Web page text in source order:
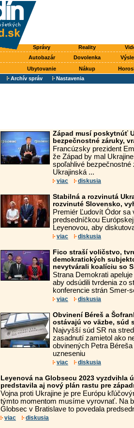
Správy Reality
Autobazár Dovolenka
Ubytovanie Nákup
Archív správ Nastavenia
Západ musí poskytnúť
bezpečnostné záruky,
Francúzsky prezident
že Západ by mal
spoľahlivé bezpečnostné
Ukrajinská ...
viac diskusia
Stabilná a rozvinutá
rozvinuté Slovensko,
Premiér Ľudovít Ódor sa
predsedníčkou
Leyenovou, aby
viac diskusia
Fico straší voličstvo,
demokratických
nevytvárali koalíciu so
Strana Demokrati
aby odsúdili tvrdenia zo
konferencie strán Smer-
viac diskusia
Obvinení Béreš a
ostávajú vo väzbe, súd
Najvyšší súd SR na
zasadnutí zamietol ako
obvinených Petra
uzneseniu
viac diskusia
Leyenová na Globsecu 2023 vyzdvihla
predstavila aj nový plán rastu pre
Vojna proti Ukrajine je pre Európu
týmto momentom musíme vyrovnať. Na
Globsec v Bratislave to povedala
viac diskusia